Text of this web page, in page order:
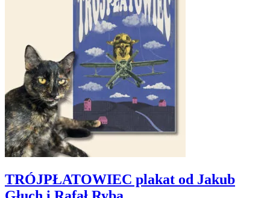
TRÓJPŁATOWIEC plakat od Jakub